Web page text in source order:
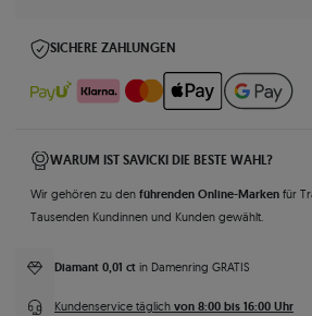
SICHERE ZAHLUNGEN
WARUM IST SAVICKI DIE BESTE WAHL?
Wir gehören zu den führenden Online-Marken für
Tausenden Kundinnen und Kunden gewählt.
Diamant 0,01 ct in Damenring GRATIS
Kundenservice täglich von 8:00 bis 16:00 Uhr